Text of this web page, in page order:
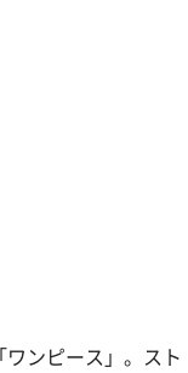
ンピース」。スト